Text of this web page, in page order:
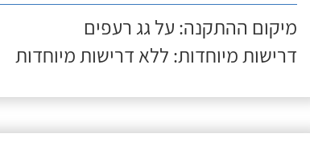
מיקום ההתקנה: על גג רעפים
דרישות מיוחדות: ללא דרישות מיוחדות